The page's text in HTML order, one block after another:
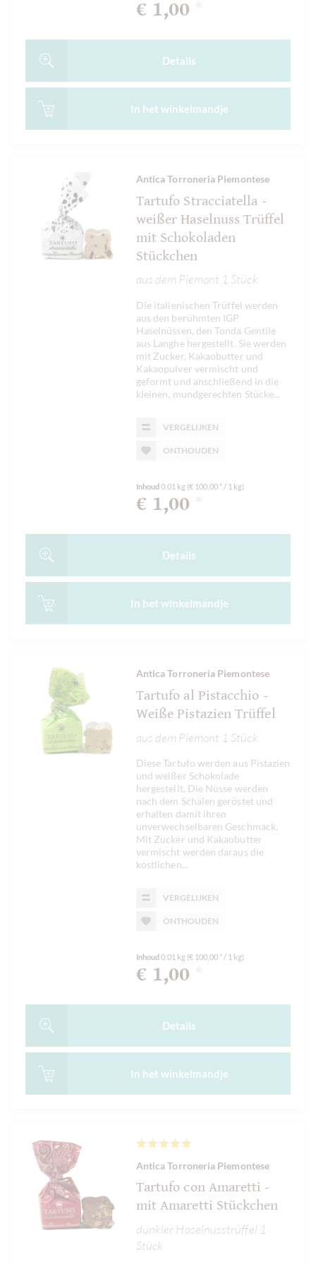
Details
In het winkelmandje
€ 1,00
Antica Torroneria Piemontese
Tartufo Stracciatella -
weißer Haselnuss Trüffel
mit Schokoladen
Stückchen
aus dem Piemont 1 Stück
Die italienischen Trüffel werden
aus den berühmten IGP
Haselnüssen, den Tonda Gentile
aus Langhe hergestellt. Sie werden
mit Zucker, Kakaobutter und
Kakaopulver vermischt und
geformt und anschließend in die
kleinen, mundgerechten Stücke...
Details
In het winkelmandje
Inhoud0.01 kg (€ 100,00 * / 1 kg)
€ 1,00
VERGELIJKEN
ONTHOUDEN
Antica Torroneria Piemontese
Tartufo al Pistacchio -
Weiße Pistazien Trüffel
aus dem Piemont 1 Stück
Diese Tartufo werden aus Pistazien
und weißer Schokolade
hergestellt. Die Nüsse werden
nach dem Schälen geröstet und
erhalten damit ihren
unverwechselbaren Geschmack.
Mit Zucker und Kakaobutter
vermischt werden daraus die
köstlichen...
Details
In het winkelmandje
Inhoud0.01 kg (€ 100,00 * / 1 kg)
€ 1,00
VERGELIJKEN
ONTHOUDEN
Antica Torroneria Piemontese
Tartufo con Amaretti -
mit Amaretti Stückchen
dunkler Haselnusstrüffel 1
Stück